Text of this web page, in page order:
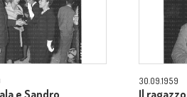
e Sandro
30.09.1959
Il